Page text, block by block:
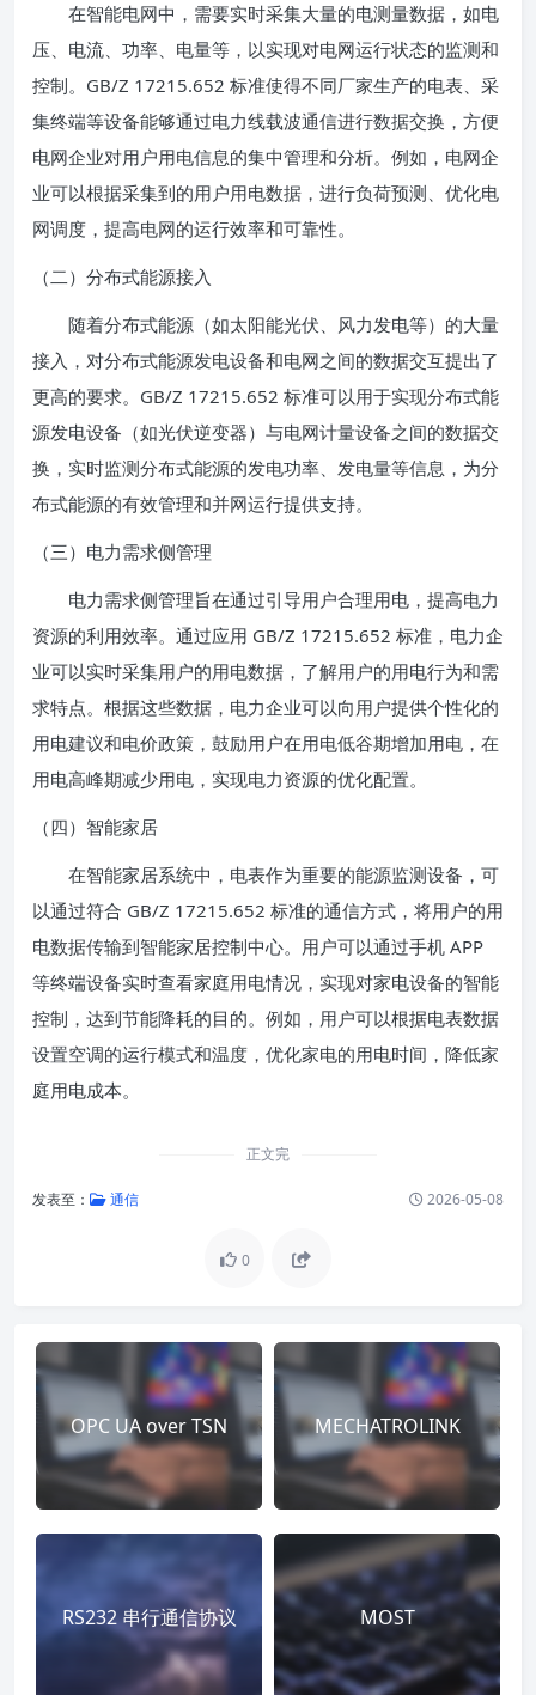
在智能电网中，需要实时采集大量的电测量数据，如电
压、电流、功率、电量等，以实现对电网运行状态的监测和
控制。GB/Z 17215.652 标准使得不同厂家生产的电表、采
集终端等设备能够通过电力线载波通信进行数据交换，方便
电网企业对用户用电信息的集中管理和分析。例如，电网企
业可以根据采集到的用户用电数据，进行负荷预测、优化电
网调度，提高电网的运行效率和可靠性。
（二）分布式能源接入
随着分布式能源（如太阳能光伏、风力发电等）的大量
接入，对分布式能源发电设备和电网之间的数据交互提出了
更高的要求。GB/Z 17215.652 标准可以用于实现分布式能
源发电设备（如光伏逆变器）与电网计量设备之间的数据交
换，实时监测分布式能源的发电功率、发电量等信息，为分
布式能源的有效管理和并网运行提供支持。
（三）电力需求侧管理
电力需求侧管理旨在通过引导用户合理用电，提高电力
资源的利用效率。通过应用 GB/Z 17215.652 标准，电力企
业可以实时采集用户的用电数据，了解用户的用电行为和需
求特点。根据这些数据，电力企业可以向用户提供个性化的
用电建议和电价政策，鼓励用户在用电低谷期增加用电，在
用电高峰期减少用电，实现电力资源的优化配置。
（四）智能家居
在智能家居系统中，电表作为重要的能源监测设备，可
以通过符合 GB/Z 17215.652 标准的通信方式，将用户的用
电数据传输到智能家居控制中心。用户可以通过手机 APP
等终端设备实时查看家庭用电情况，实现对家电设备的智能
控制，达到节能降耗的目的。例如，用户可以根据电表数据
设置空调的运行模式和温度，优化家电的用电时间，降低家
庭用电成本。
正文完
发表至： 通信 2026-05-08
0
OPC UA over TSN MECHATROLINK
RS232 串行通信协议 MOST